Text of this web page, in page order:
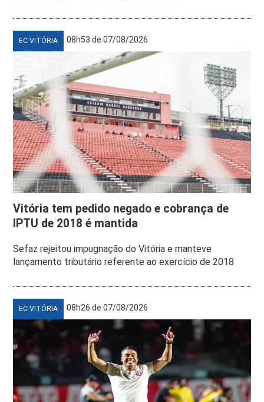
EC VITÓRIA 08h53 de 07/08/2026
Vitória tem pedido negado e cobrança de
IPTU de 2018 é mantida
Sefaz rejeitou impugnação do Vitória e manteve
lançamento tributário referente ao exercício de 2018
EC VITÓRIA 08h26 de 07/08/2026